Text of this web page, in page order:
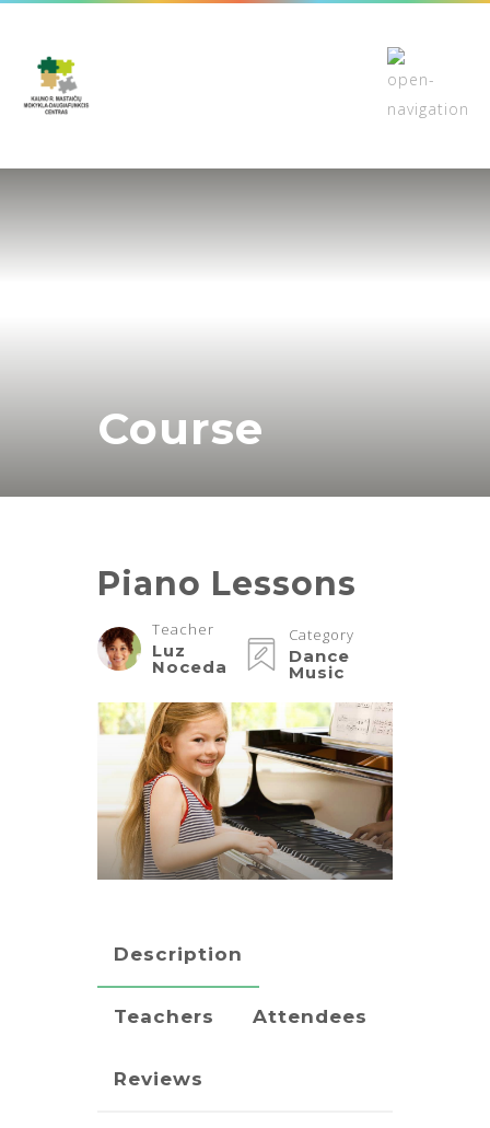
Course
Piano Lessons
Teacher
Luz
Noceda
Category
Dance
Music
Description
Teachers Attendees
Reviews